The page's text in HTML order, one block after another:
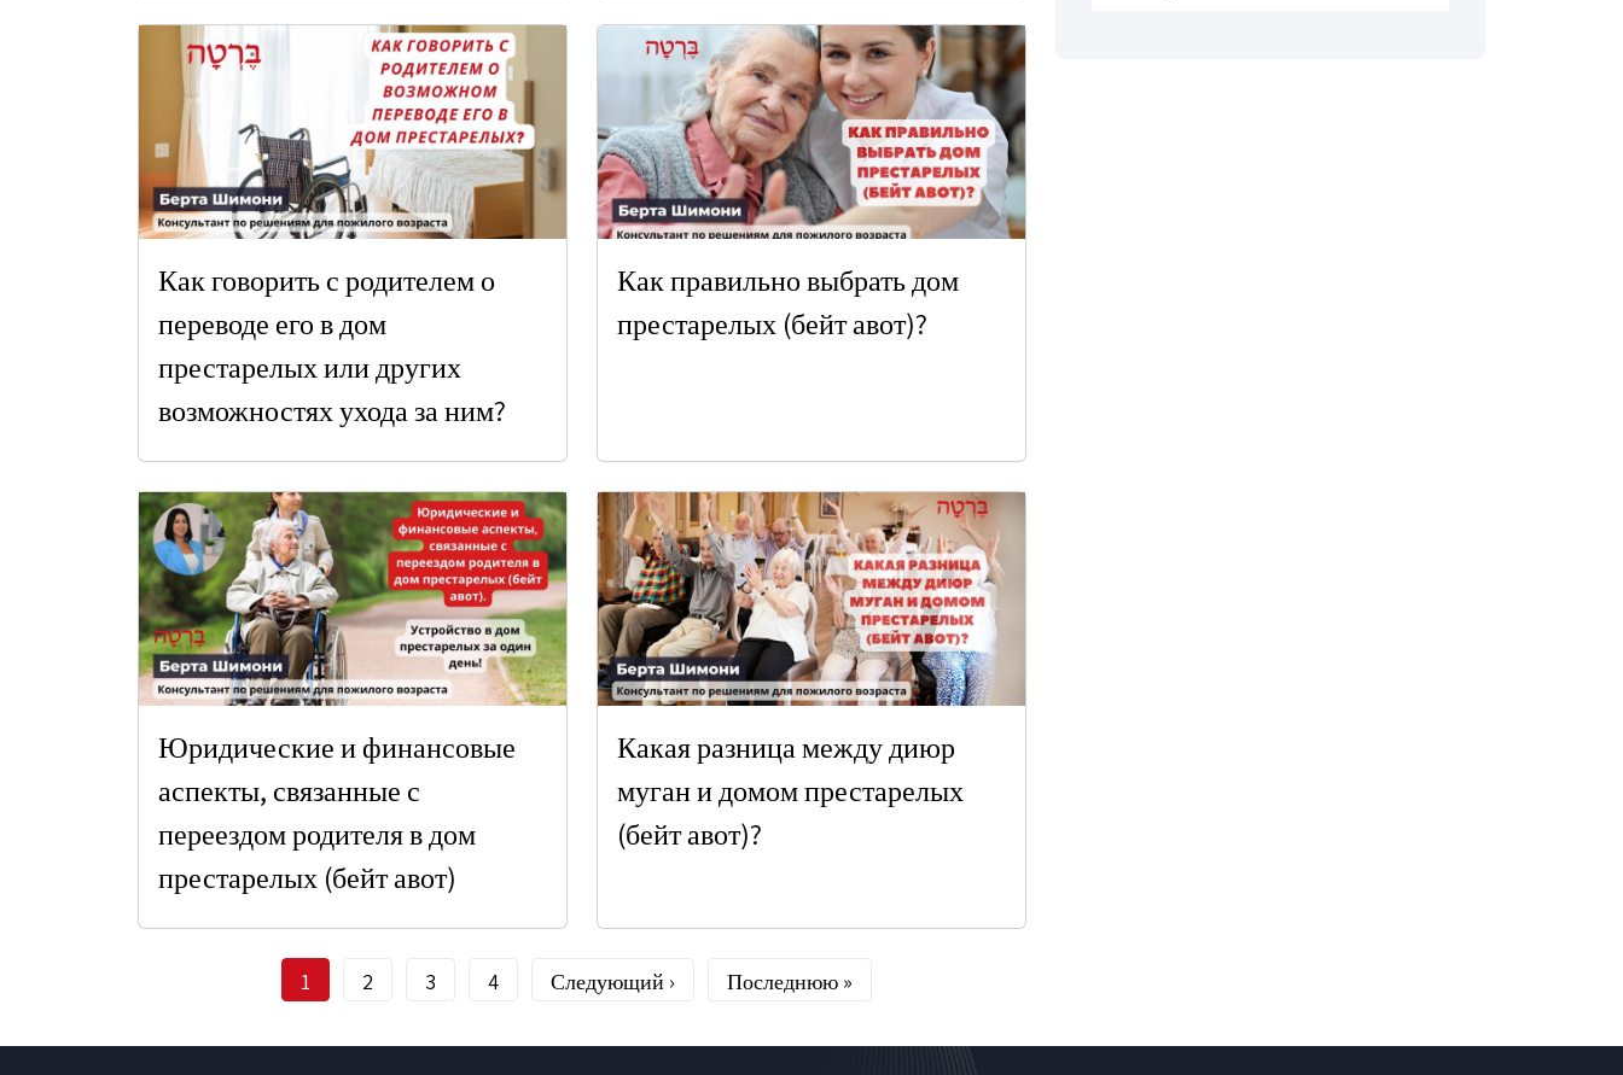
Как говорить с родителем о
переводе его в дом
престарелых или других
возможностях ухода за ним?
Как правильно выбрать дом
престарелых (бейт авот)?
Юридические и финансовые
аспекты, связанные с
переездом родителя в дом
престарелых (бейт авот)
Какая разница между диюр
муган и домом престарелых
(бейт авот)?
Текущая страница
1 Страница
2 Страница
3 Страница
4 Следующая страница
Следующий › Последняя страница
Последнюю »